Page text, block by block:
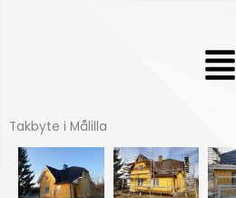
Meny
Takbyte i Målilla